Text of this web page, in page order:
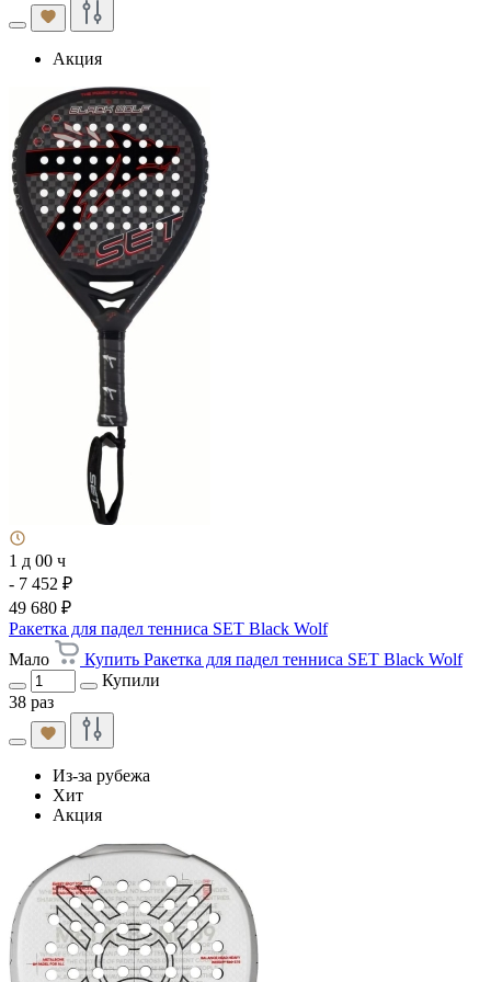
Акция
1 д 00 ч
- 7 452 ₽
49 680 ₽
Ракетка для падел тенниса SET Black Wolf
Мало
Купить Ракетка для падел тенниса SET Black Wolf
Купили
38 раз
Из-за рубежа
Хит
Акция